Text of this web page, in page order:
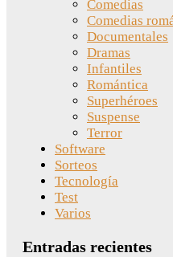
Comedias
Comedias
Documentales
Dramas
Infantiles
Romántica
Superhéroes
Suspense
Terror
Software
Sorteos
Tecnología
Test
Varios
Entradas recientes